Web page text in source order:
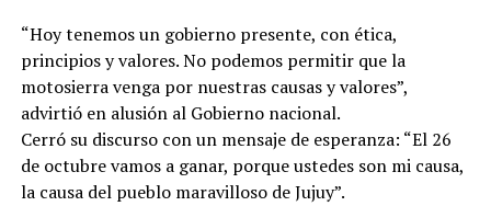
“Hoy tenemos un gobierno presente, con ética,
principios y valores. No podemos permitir que la
motosierra venga por nuestras causas y valores”,
advirtió en alusión al Gobierno nacional.
Cerró su discurso con un mensaje de esperanza: “El 26
de octubre vamos a ganar, porque ustedes son mi causa,
la causa del pueblo maravilloso de Jujuy”.